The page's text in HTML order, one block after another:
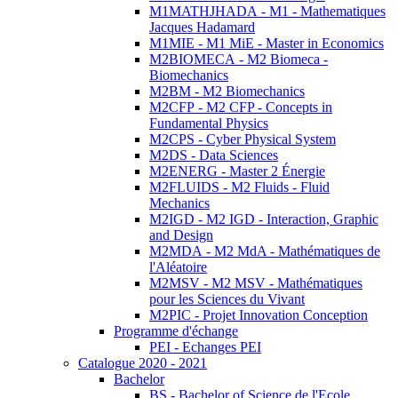
M1MATHJHADA - M1 - Mathematiques
Jacques Hadamard
M1MIE - M1 MiE - Master in Economics
M2BIOMECA - M2 Biomeca -
Biomechanics
M2BM - M2 Biomechanics
M2CFP - M2 CFP - Concepts in
Fundamental Physics
M2CPS - Cyber Physical System
M2DS - Data Sciences
M2ENERG - Master 2 Énergie
M2FLUIDS - M2 Fluids - Fluid
Mechanics
M2IGD - M2 IGD - Interaction, Graphic
and Design
M2MDA - M2 MdA - Mathématiques de
l'Aléatoire
M2MSV - M2 MSV - Mathématiques
pour les Sciences du Vivant
M2PIC - Projet Innovation Conception
Programme d'échange
PEI - Echanges PEI
Catalogue 2020 - 2021
Bachelor
BS - Bachelor of Science de l'Ecole